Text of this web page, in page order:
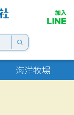
海洋牧場